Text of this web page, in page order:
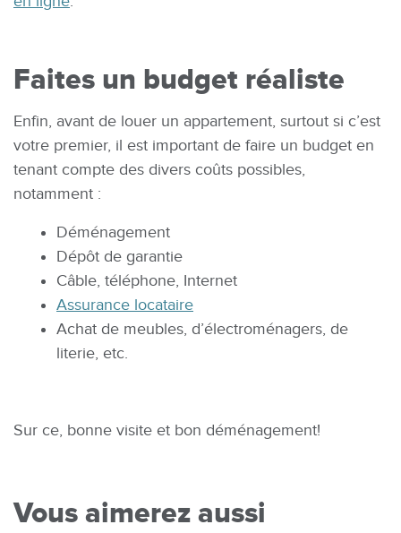
Faites un budget réaliste
Enfin, avant de louer un appartement, surtout si c’est
votre premier, il est important de faire un budget en
tenant compte des divers coûts possibles,
notamment :
Déménagement
Dépôt de garantie
Câble, téléphone, Internet
Assurance locataire
Achat de meubles, d’électroménagers, de
literie, etc.
Sur ce, bonne visite et bon déménagement!
Vous aimerez aussi